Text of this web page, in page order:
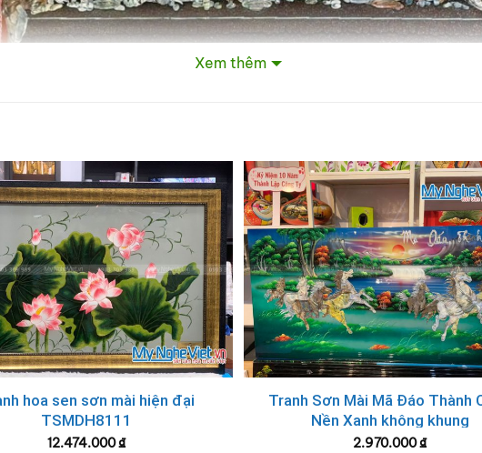
Xem thêm
hoa sen sơn mài hiện đại
TSMDH8111
12.474.000₫
Tranh Sơn Mài Mã Đáo Thành
Nền Xanh không khung
2.970.000₫